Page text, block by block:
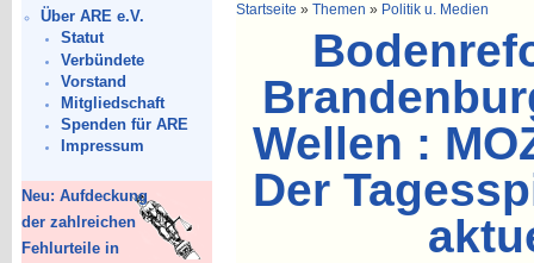
Über ARE e.V.
Statut
Verbündete
Vorstand
Mitgliedschaft
Spenden für ARE
Impressum
Neu: Aufdeckung
der zahlreichen
Fehlurteile in
Startseite » Themen » Politik u. Medien
Wellen :
Der